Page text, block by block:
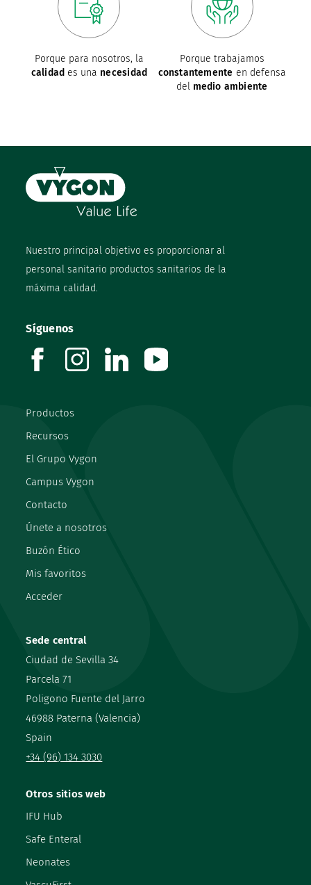
Porque para nosotros, la
calidad es una necesidad
Porque trabajamos
constantemente en defensa
del medio ambiente
Nuestro principal objetivo es proporcionar al
personal sanitario productos sanitarios de la
máxima calidad.
Sede central
Ciudad de Sevilla 34
Parcela 71
Poligono Fuente del Jarro
46988 Paterna (Valencia)
Spain
+34 (96) 134 3030
Productos
Recursos
El Grupo Vygon
Campus Vygon
Contacto
Únete a nosotros
Buzón Ético
Mis favoritos
Acceder
Otros sitios web
IFU Hub
Safe Enteral
Neonates
Síguenos
facebookinstagramlinkedin